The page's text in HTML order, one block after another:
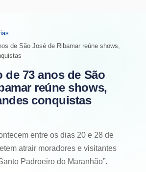
de São José de Ribamar reúne shows,
de 73 anos de São
reúne shows,
conquistas
entre os dias 20 e 28 de
atrair moradores e visitantes
Padroeiro do Maranhão”.